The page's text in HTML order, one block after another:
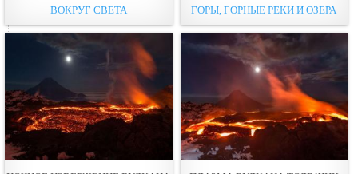
ВОКРУГ СВЕТА ГОРЫ, ГОРНЫЕ РЕКИ И ОЗЕРА